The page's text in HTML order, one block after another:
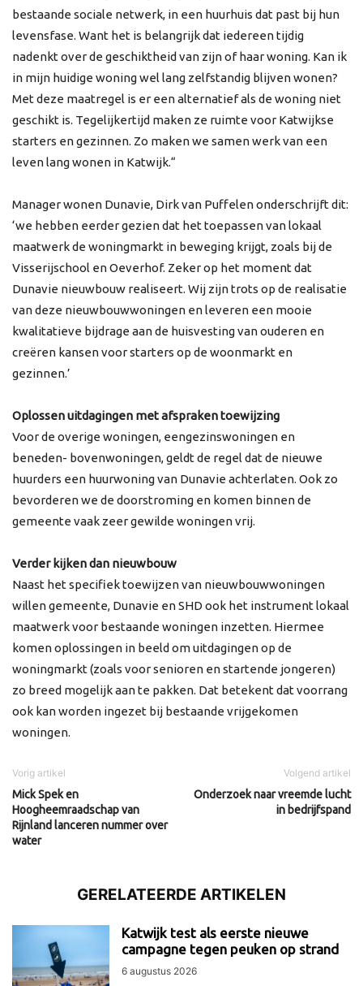
bestaande sociale netwerk, in een huurhuis dat past bij hun
levensfase. Want het is belangrijk dat iedereen tijdig
nadenkt over de geschiktheid van zijn of haar woning. Kan ik
in mijn huidige woning wel lang zelfstandig blijven wonen?
Met deze maatregel is er een alternatief als de woning niet
geschikt is. Tegelijkertijd maken ze ruimte voor Katwijkse
starters en gezinnen. Zo maken we samen werk van een
leven lang wonen in Katwijk.“
Manager wonen Dunavie, Dirk van Puffelen onderschrijft dit:
‘we hebben eerder gezien dat het toepassen van lokaal
maatwerk de woningmarkt in beweging krijgt, zoals bij de
Visserijschool en Oeverhof. Zeker op het moment dat
Dunavie nieuwbouw realiseert. Wij zijn trots op de realisatie
van deze nieuwbouwwoningen en leveren een mooie
kwalitatieve bijdrage aan de huisvesting van ouderen en
creëren kansen voor starters op de woonmarkt en
gezinnen.’
Oplossen uitdagingen met afspraken toewijzing
Voor de overige woningen, eengezinswoningen en
beneden- bovenwoningen, geldt de regel dat de nieuwe
huurders een huurwoning van Dunavie achterlaten. Ook zo
bevorderen we de doorstroming en komen binnen de
gemeente vaak zeer gewilde woningen vrij.
Verder kijken dan nieuwbouw
Naast het specifiek toewijzen van nieuwbouwwoningen
willen gemeente, Dunavie en SHD ook het instrument lokaal
maatwerk voor bestaande woningen inzetten. Hiermee
komen oplossingen in beeld om uitdagingen op de
woningmarkt (zoals voor senioren en startende jongeren)
zo breed mogelijk aan te pakken. Dat betekent dat voorrang
ook kan worden ingezet bij bestaande vrijgekomen
woningen.
Vorig artikel
Mick Spek en
Hoogheemraadschap van
Rijnland lanceren nummer over
water
Volgend artikel
Onderzoek naar vreemde lucht
in bedrijfspand
GERELATEERDE ARTIKELEN
Katwijk test als eerste nieuwe
campagne tegen peuken op strand
6 augustus 2026